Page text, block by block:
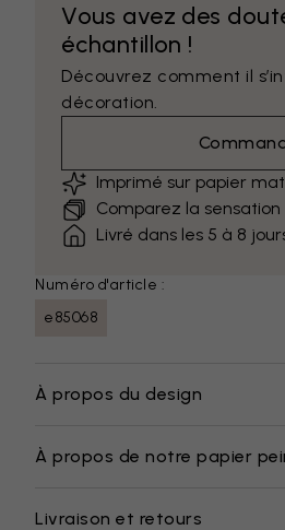
Vous avez des
échantillon !
Découvrez comment il
décoration.
Imprimé sur papier
Comparez la
Livré dans les 5 à 8
Numéro d'article :
e85068
À propos du design
À propos de notre papier
Livraison et retours